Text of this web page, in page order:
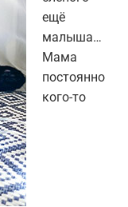
ещё
малыша…
Мама
постоянно
кого-то